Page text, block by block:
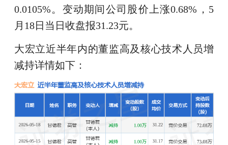
0.0105%。变动期间公司股价上涨0.68%，5
月18日当日收盘报31.23元。
大宏立近半年内的董监高及核心技术人员增
减持详情如下：